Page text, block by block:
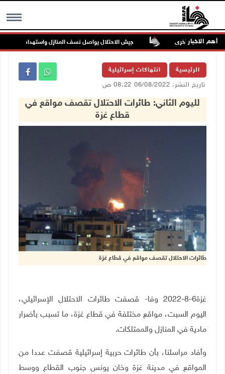
MENU أهم الاخبار
ويصيب أخرى جيش الاحتلال يواصل نسف المنازل واستهداف خيام
الرئيسية انتهاكات إسرائيلية
تاريخ النشر: 06/08/2022 08:22 ص
لليوم الثاني: طائرات الاحتلال تقصف مواقع في
قطاع غزة
طائرات الاحتلال تقصف مواقع في قطاع غزة
غزة6-8-2022 وفا- قصفت طائرات الاحتلال الإسرائيلي،
اليوم السبت، مواقع مختلفة في قطاع غزة، ما تسبب بأضرار
مادية في المنازل والممتلكات.
وأفاد مراسلنا، بأن طائرات حربية إسرائيلية قصفت عددا من
المواقع في مدينة غزة وخان يونس جنوب القطاع ووسط